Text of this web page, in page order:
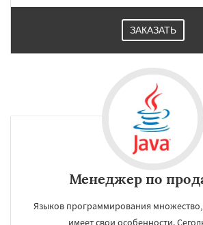
ЗАКАЗАТЬ
Менеджер по
Языков программирования
имеет свои особенности.